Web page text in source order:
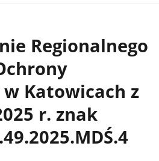
Regionalnego
Katowicach z
r. znak